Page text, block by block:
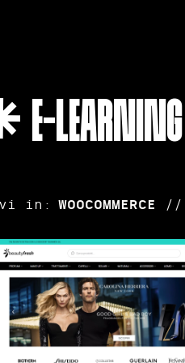
E-LEARNING
in: WOOCOMMERCE //